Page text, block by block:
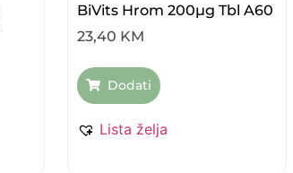
BiVits Hrom 200µg Tbl A60
23,40 KM
Dodati
Lista želja